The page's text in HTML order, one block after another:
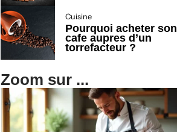
Cuisine
Pourquoi acheter son
cafe aupres d’un
torrefacteur ?
Zoom sur ...